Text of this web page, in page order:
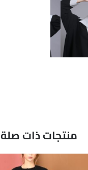
منتجات ذات صلة